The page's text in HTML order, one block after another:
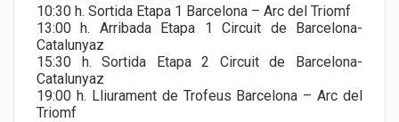
10:30 h. Sortida Etapa 1 Barcelona – Arc del Triomf
13:00 h. Arribada Etapa 1 Circuit de Barcelona-
Catalunyaz
15:30 h. Sortida Etapa 2 Circuit de Barcelona-
Catalunyaz
19:00 h. Lliurament de Trofeus Barcelona – Arc del
Triomf